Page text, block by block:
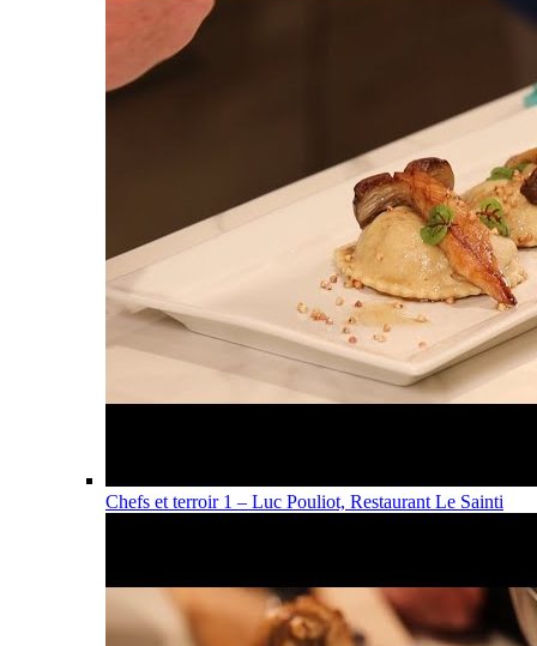
Chefs et terroir 1 – Luc Pouliot, Restaurant Le Sainti